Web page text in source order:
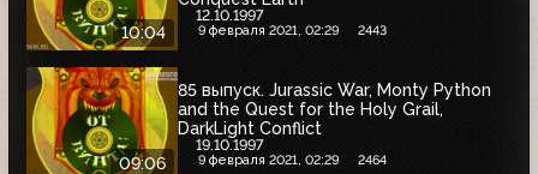
10:04
12.10.1997
9 февраля 2021, 02:29 2443
09:06
85 выпуск. Jurassic War, Monty Python
and the Quest for the Holy Grail,
DarkLight Conflict
19.10.1997
9 февраля 2021, 02:29 2464